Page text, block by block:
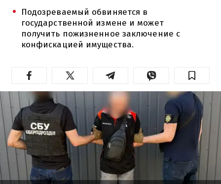
Подозреваемый обвиняется в
государственной измене и может
получить пожизненное заключение с
конфискацией имущества.